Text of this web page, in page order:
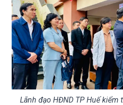
Lãnh đạo HĐND TP Huế kiểm